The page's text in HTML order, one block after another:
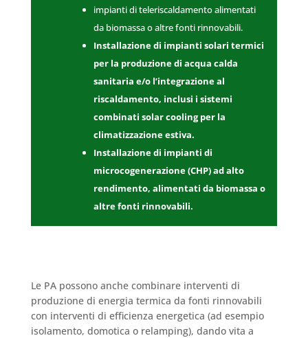
impianti di teleriscaldamento alimentati
da biomassa o altre fonti rinnovabili.
Installazione di impianti solari termici
per la produzione di acqua calda
sanitaria e/o l’integrazione al
riscaldamento, inclusi i sistemi
combinati solar cooling per la
climatizzazione estiva.
Installazione di impianti di
microcogenerazione (CHP) ad alto
rendimento, alimentati da biomassa o
altre fonti rinnovabili.
Le PA possono anche combinare interventi di
produzione di energia termica da fonti rinnovabili
con interventi di efficienza energetica (ad esempio
isolamento, domotica o relamping), dando vita a